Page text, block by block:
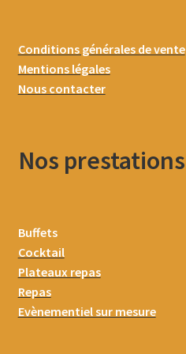
Conditions générales de vente
Mentions légales
Nous contacter
Nos prestations
Buffets
Cocktail
Plateaux repas
Repas
Evènementiel sur mesure